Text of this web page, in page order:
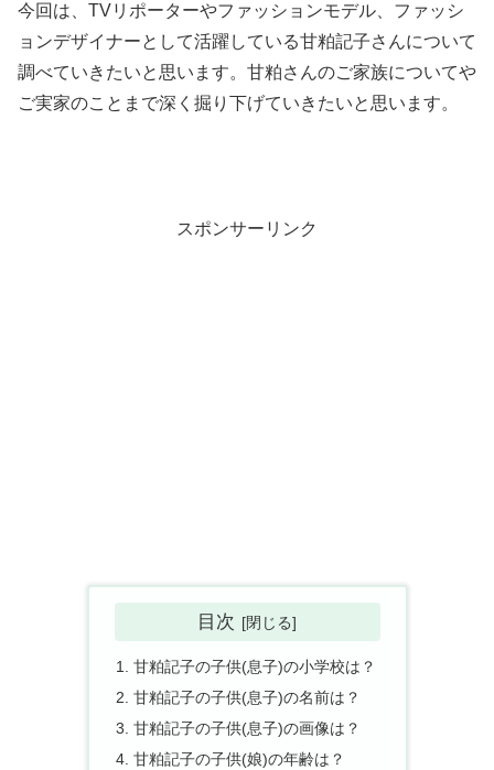
今回は、TVリポーターやファッションモデル、ファッシ
ョンデザイナーとして活躍している甘粕記子さんについて
調べていきたいと思います。甘粕さんのご家族についてや
ご実家のことまで深く掘り下げていきたいと思います。
スポンサーリンク
目次
甘粕記子の子供(息子)の小学校は？
甘粕記子の子供(息子)の名前は？
甘粕記子の子供(息子)の画像は？
甘粕記子の子供(娘)の年齢は？